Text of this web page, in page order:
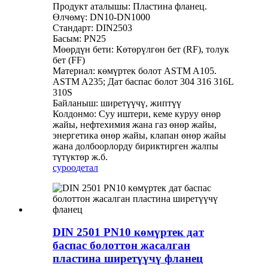
Продукт аталышы: Пластина фланец.
Өлчөмү: DN10-DN1000
Стандарт: DIN2503
Басым: PN25
Мөөрдүн бети: Көтөрүлгөн бет (RF), толук
бет (FF)
Материал: көмүртек болот ASTM A105.
ASTM A235; Дат баспас болот 304 316 316L
310S
Байланыш: ширетүүчү, жиптүү
Колдонмо: Суу иштери, кеме куруу өнөр
жайы, нефтехимия жана газ өнөр жайы,
энергетика өнөр жайы, клапан өнөр жайы
жана долбоорлорду бириктирген жалпы
түтүктөр ж.б.
суроодетал
DIN 2501 PN10 көмүртек дат
баспас болоттон жасалган
пластина ширетүүчү фланец